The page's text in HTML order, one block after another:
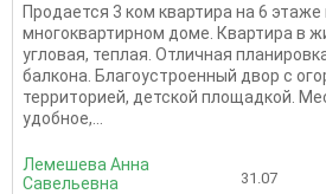
Продается 3 ком квартира на 6
многоквартирном доме. Квартира в
угловая, теплая. Отличная
балкона. Благоустроенный двор с
территорией, детской площадкой.
удобное,...
Лемешева Анна
Савельевна
31.07